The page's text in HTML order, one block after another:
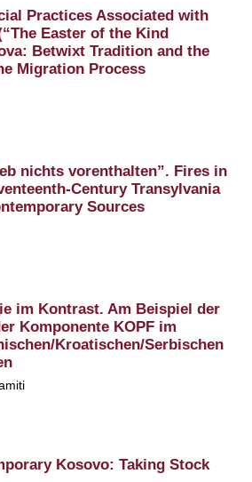
Practices Associated with
Easter of the Kind
Betwixt Tradition and the
Migration Process
nichts vorenthalten”. Fires in
Century Transylvania
Sources
im Kontrast. Am Beispiel der
Komponente KOPF im
Kroatischen/Serbischen
Kosovo: Taking Stock